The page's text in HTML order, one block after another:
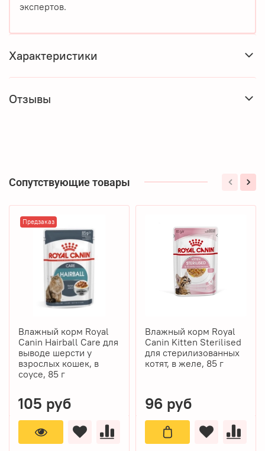
экспертов.
Характеристики
Отзывы
Сопутствующие товары
Предзаказ
Влажный корм Royal
Canin Hairball Care для
выводе шерсти у
взрослых кошек, в
соусе, 85 г
105 руб
Влажный корм Royal
Canin Kitten Sterilised
для стерилизованных
котят, в желе, 85 г
96 руб